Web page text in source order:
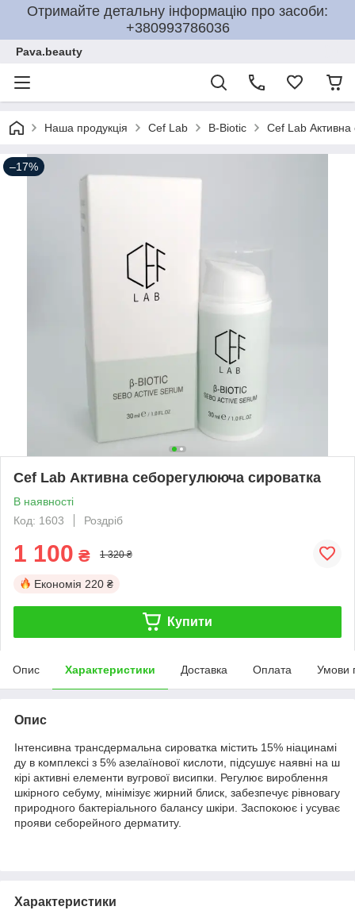
Отримайте детальну інформацію про засоби:
+380993786036
Pava.beauty
Наша продукція Cef Lab Β-Biotic Cef Lab
–17%
Cef Lab Активна себорегулююча сироватка
В наявності
Код: 1603
Роздріб
1 100 ₴ 1 320 ₴
Економія 220 ₴
Купити
Опис Характеристики Доставка Оплата Умови
Опис
Інтенсивна трансдермальна сироватка містить 15% ніацинамі
ду в комплексі з 5% азелаїнової кислоти, підсушує наявні на ш
кірі активні елементи вугрової висипки. Регулює вироблення
шкірного себуму, мінімізує жирний блиск, забезпечує рівновагу
природного бактеріального балансу шкіри. Заспокоює і усуває
прояви себорейного дерматиту.
Характеристики